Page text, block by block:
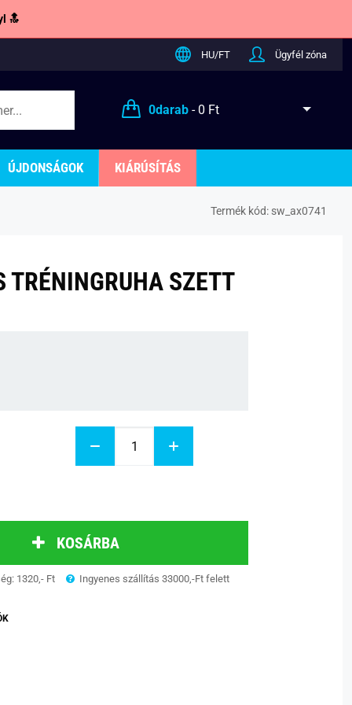
🔝
HU/FT Ügyfél zóna
0darab- 0 Ft
ÚJDONSÁGOK KIÁRÚSÍTÁS
Termék kód: sw_ax0741
TRÉNINGRUHA SZETT
KOSÁRBA
1320,- Ft Ingyenes szállítás 33000,-Ft felett